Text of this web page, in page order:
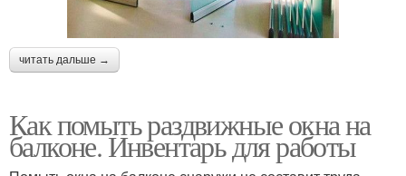
читать дальше →
Как помыть раздвижные окна на
балконе. Инвентарь для работы